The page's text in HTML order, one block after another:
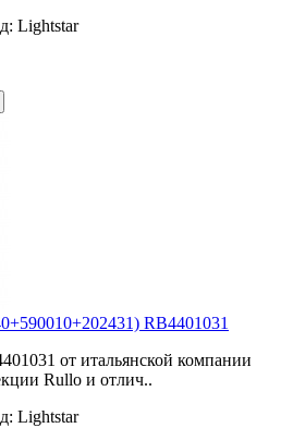
Lightstar
RB4401031
от итальянской компании
Rullo и отлич..
Lightstar